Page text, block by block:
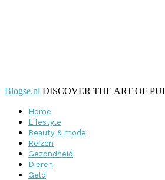
Blogse.nl DISCOVER THE ART OF
Home
Lifestyle
Beauty & mode
Reizen
Gezondheid
Dieren
Geld